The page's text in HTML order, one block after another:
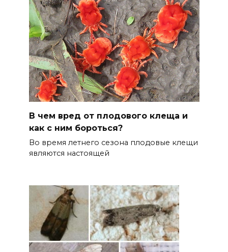
В чем вред от плодового клеща и
как с ним бороться?
Во время летнего сезона плодовые клещи
являются настоящей